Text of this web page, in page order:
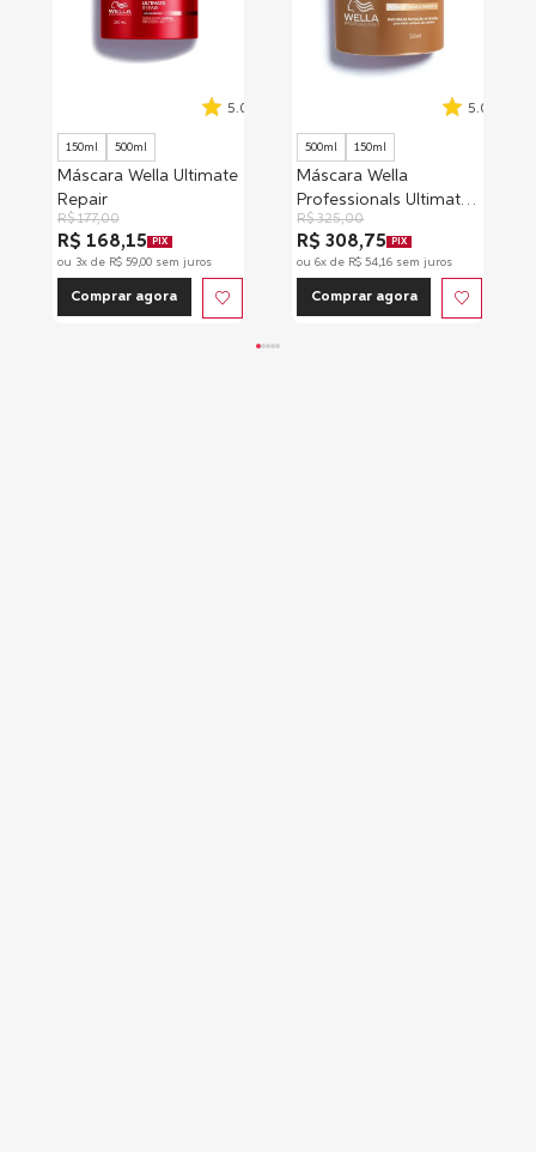
5.0
150ml 500ml
Máscara Wella Ultimate
Repair
R$ 177,00
R$ 168,15 PIX
ou 3x de R$ 59,00sem juros
Comprar agora
5.0
500ml 150ml
Máscara Wella
Professionals Ultimate
Luxe Oil
R$ 325,00
R$ 308,75 PIX
ou6x de R$ 54,16 sem juros
Comprar agora